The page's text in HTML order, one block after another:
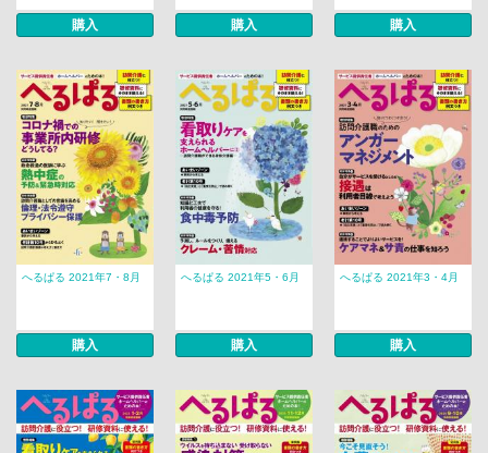
購入 購入 購入
へるぱる 2021年7・8月
購入
へるぱる 2021年5・6月
購入
へるぱる 2021年3・4月
購入